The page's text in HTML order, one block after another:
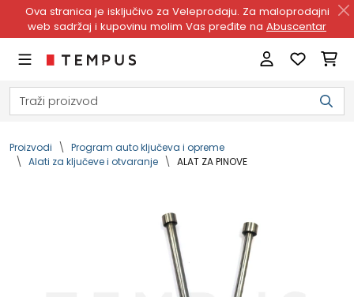
Ova stranica je isključivo za Veleprodaju. Za maloprodajni
web sadržaj i kupovinu molim Vas pređite na Abuscentar
Proizvodi
Program auto ključeva i opreme
Alati za ključeve i otvaranje
ALAT ZA PINOVE